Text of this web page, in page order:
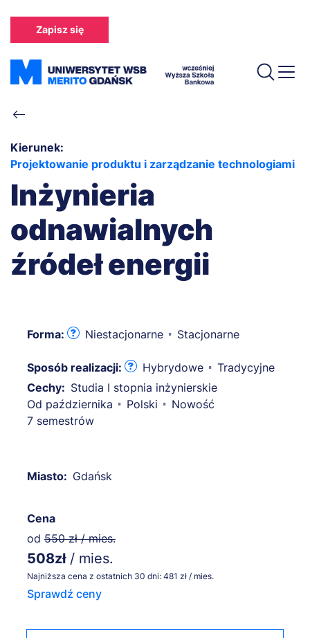
treści
Zapisz się
Ścieżka
nawigacyjna
Kierunek:
Projektowanie produktu i zarządzanie technologiami
Inżynieria
odnawialnych
źródeł energii
Forma: Niestacjonarne Stacjonarne
Sposób realizacji: Hybrydowe
Tradycyjne
Cechy: Studia I stopnia inżynierskie
Od października
Polski
Nowość
7 semestrów
Miasto: Gdańsk
Cena
od 550 zł / mies.
508zł / mies.
Najniższa cena z ostatnich 30 dni: 481 zł / mies.
Sprawdź ceny